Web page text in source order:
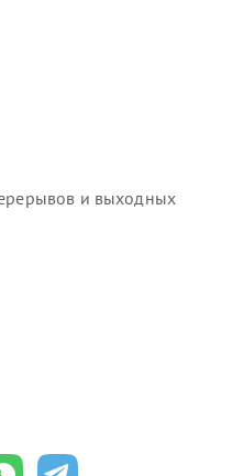
и выходных